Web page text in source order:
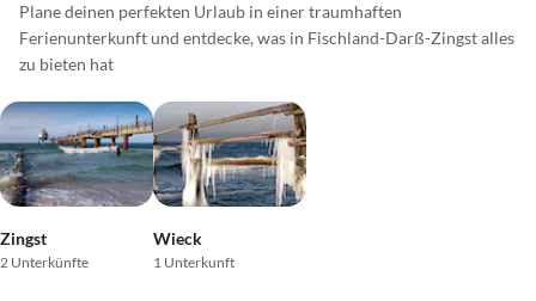
Plane deinen perfekten Urlaub in einer traumhaften
Ferienunterkunft und entdecke, was in Fischland-Darß-Zingst alles
zu bieten hat
Zingst
2 Unterkünfte
Wieck
1 Unterkunft